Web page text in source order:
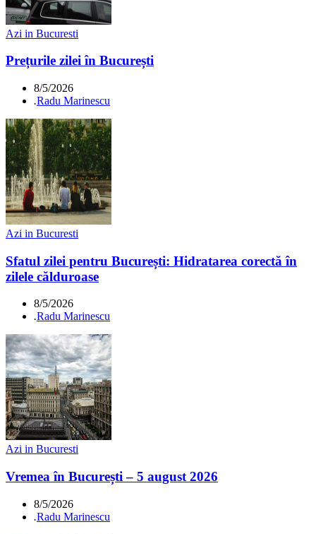
Azi in Bucuresti
Prețurile zilei în București
8/5/2026
.Radu Marinescu
Azi in Bucuresti
Sfatul zilei pentru București: Hidratarea corectă în
zilele călduroase
8/5/2026
.Radu Marinescu
Azi in Bucuresti
Vremea în București – 5 august 2026
8/5/2026
.Radu Marinescu